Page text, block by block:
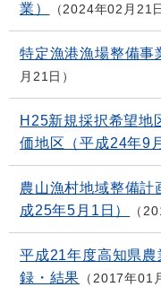
業）
2024年02月21
特定漁港漁場整備事
月21日
H25新規採択希望地
価地区（平成24年9
農山漁村地域整備計
成25年5月1日）
平成21年度高知県
録・結果
2017年01